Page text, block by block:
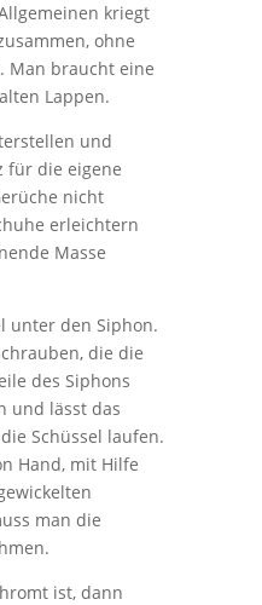
kriegt
ohne
Man braucht eine
Lappen.
und
für die eigene
nicht
erleichtern
Masse
unter den Siphon.
die die
des Siphons
und lässt das
Schüssel laufen.
Hand, mit Hilfe
man die
ist, dann